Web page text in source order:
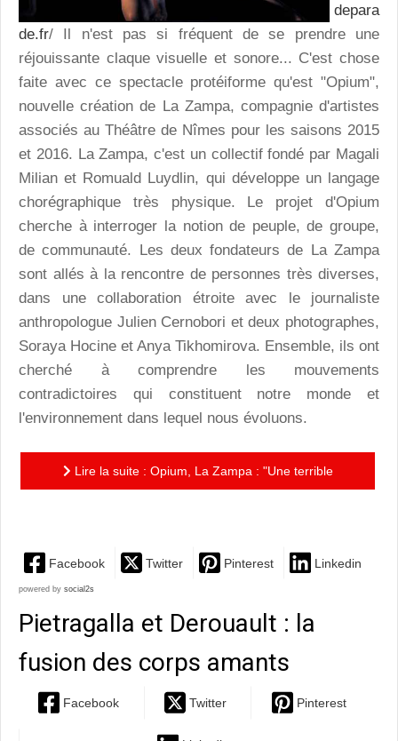
depara
de.fr/ Il n'est pas si fréquent de se prendre une
réjouissante claque visuelle et sonore... C'est chose
faite avec ce spectacle protéiforme qu'est "Opium",
nouvelle création de La Zampa, compagnie d'artistes
associés au Théâtre de Nîmes pour les saisons 2015
et 2016. La Zampa, c'est un collectif fondé par Magali
Milian et Romuald Luydlin, qui développe un langage
chorégraphique très physique. Le projet d'Opium
cherche à interroger la notion de peuple, de groupe,
de communauté. Les deux fondateurs de La Zampa
sont allés à la rencontre de personnes très diverses,
dans une collaboration étroite avec le journaliste
anthropologue Julien Cernobori et deux photographes,
Soraya Hocine et Anya Tikhomirova. Ensemble, ils ont
cherché à comprendre les mouvements
contradictoires qui constituent notre monde et
l'environnement dans lequel nous évoluons.
Lire la suite : Opium, La Zampa : "Une terrible
Facebook Twitter Pinterest Linkedin
powered by social2s
Pietragalla et Derouault : la
fusion des corps amants
Facebook Twitter Pinterest